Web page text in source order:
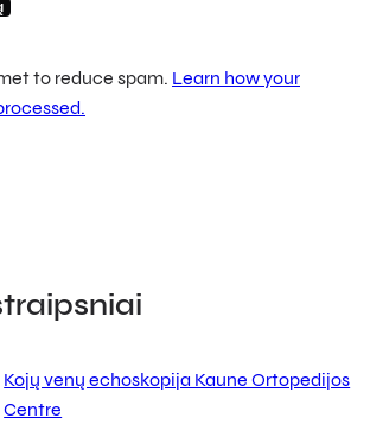
to reduce spam. Learn how your
Kojų venų echoskopija Kaune Ortopedijos
Centre